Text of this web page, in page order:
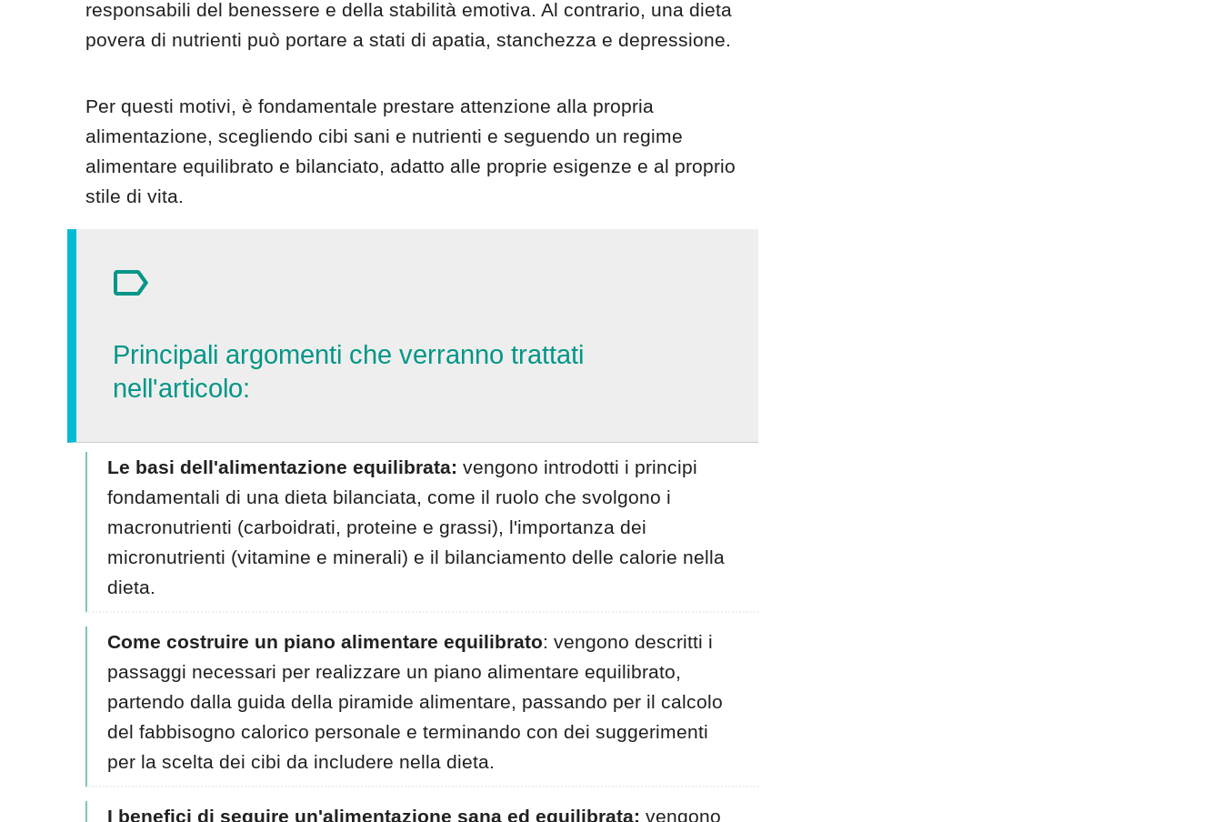
responsabili del benessere e della stabilità emotiva. Al contrario, una dieta
povera di nutrienti può portare a stati di apatia, stanchezza e depressione.
Per questi motivi, è fondamentale prestare attenzione alla propria
alimentazione, scegliendo cibi sani e nutrienti e seguendo un regime
alimentare equilibrato e bilanciato, adatto alle proprie esigenze e al proprio
stile di vita.
Principali argomenti che verranno trattati
nell'articolo:
Le basi dell'alimentazione equilibrata: vengono introdotti i principi
fondamentali di una dieta bilanciata, come il ruolo che svolgono i
macronutrienti (carboidrati, proteine e grassi), l'importanza dei
micronutrienti (vitamine e minerali) e il bilanciamento delle calorie nella
dieta.
Come costruire un piano alimentare equilibrato: vengono descritti i
passaggi necessari per realizzare un piano alimentare equilibrato,
partendo dalla guida della piramide alimentare, passando per il calcolo
del fabbisogno calorico personale e terminando con dei suggerimenti
per la scelta dei cibi da includere nella dieta.
I benefici di seguire un'alimentazione sana ed equilibrata: vengono